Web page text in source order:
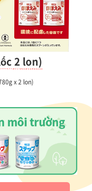
2 lon)
x 2 lon)